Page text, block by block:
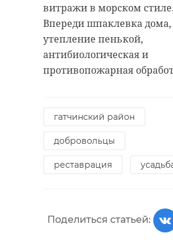
витражи в морском стиле.
Впереди шпаклевка дома,
утепление пенькой,
антибиологическая и
противопожарная
гатчинский район
добровольцы
реставрация
Поделиться статьей: